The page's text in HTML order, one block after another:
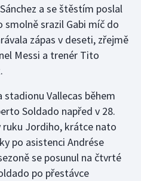
a se štěstím poslal
srazil Gabi míč do
zápas v deseti, zřejmě
Messi a trenér Tito
stadionu Vallecas během
Soldado napřed v 28.
Jordiho, krátce nato
po asistenci Andrése
se posunul na čtvrté
po přestávce